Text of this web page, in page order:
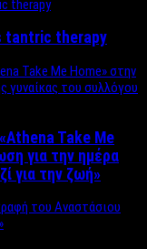
tantric therapy
Take Me
για την ημέρα
για την ζωή»